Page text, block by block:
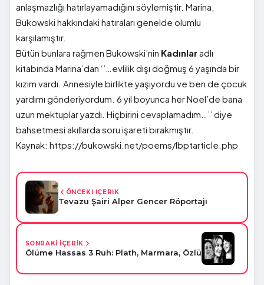
anlaşmazlığı hatırlayamadığını söylemiştir. Marina,
Bukowski hakkındaki hatıraları genelde olumlu
karşılamıştır.
Bütün bunlara rağmen Bukowski’nin Kadınlaradlı
kitabında Marina’dan ‘’…evlilik dışı doğmuş 6 yaşında bir
kızım vardı. Annesiyle birlikte yaşıyordu ve ben de çocuk
yardımı gönderiyordum. 6 yıl boyunca her Noel’de bana
uzun mektuplar yazdı. Hiçbirini cevaplamadım…’’ diye
bahsetmesi akıllarda soru işareti bırakmıştır.
Kaynak: https://bukowski.net/poems/lbptarticle.php
ÖNCEKİ İÇERİK
Tevazu Şairi Alper Gencer Röportajı
SONRAKİ İÇERİK
Ölüme Hassas 3 Ruh: Plath, Marmara, Özlü